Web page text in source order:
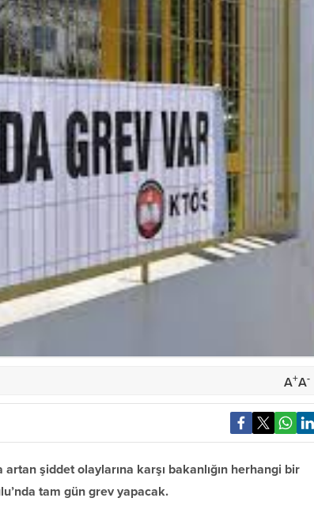
A+A-
şiddet olaylarına karşı bakanlığın herhangi bir
tam gün grev yapacak.